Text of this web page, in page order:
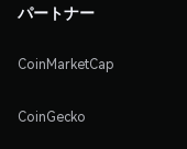
パートナー
CoinMarketCap
CoinGecko